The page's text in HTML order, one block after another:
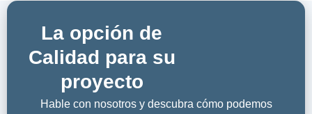
La opción de
Calidad para su
proyecto
Hable con nosotros y descubra cómo podemos